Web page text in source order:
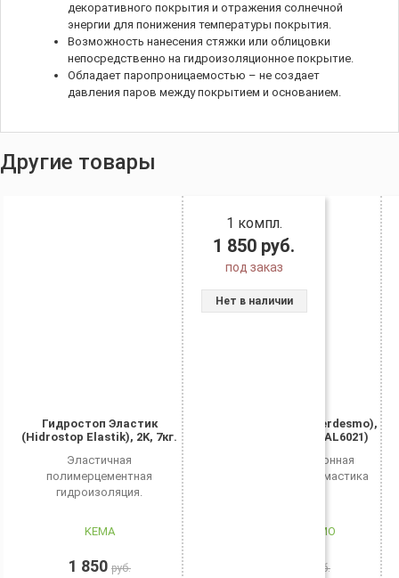
декоративного покрытия и отражения солнечной
энергии для понижения температуры покрытия.
Возможность нанесения стяжки или облицовки
непосредственно на гидроизоляционное покрытие.
Обладает паропроницаемостью – не создает
давления паров между покрытием и основанием.
Другие товары
Гидростоп Эластик
(Hidrostop Elastik), 2K, 7кг.
Эластичная
полимерцементная
гидроизоляция.
KEMA
1 850 руб.
1 компл.
1 850 руб.
под заказ
Нет в наличии
Гипердесмо (Hyperdesmo),
6 кг., зеленый (RAL6021)
Гидроизоляционная
полиуретановая мастика
ГИПЕРДЕСМО
руб.